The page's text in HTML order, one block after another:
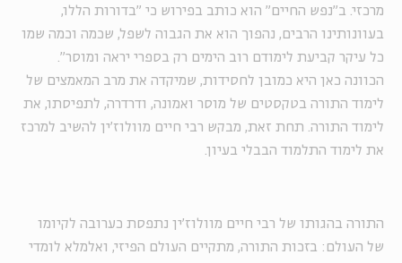
מרכזי. ב"נפש החיים" הוא כותב בפירוש כי "בדורות הללו,
בעוונותינו הרבים, נהפוך הוא את הגבוה לשפל, שכמה וכמה שמו
כל עיקר קביעת לימודם רוב הימים רק בספרי יראה ומוסר".
הכוונה כאן היא כמובן לחסידות, שמיקדה את מרב המאמצים של
לימוד התורה בטקסטים של מוסר ואמונה, ודרדרה, לתפיסתו, את
לימוד התורה. תחת זאת, מבקש רבי חיים מוולוז'ין להשיב למרכז
את לימוד התלמוד הבבלי בעיון.
התורה בהגותו של רבי חיים מוולוז'ין נתפסת כערובה לקיומו
של העולם: בזכות התורה, מתקיים העולם הפיזי, ואלמלא לומדי